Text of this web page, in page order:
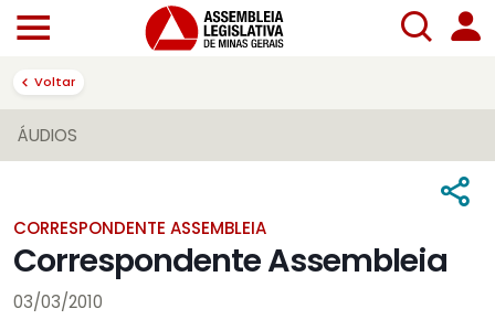
Voltar
ÁUDIOS
CORRESPONDENTE ASSEMBLEIA
Correspondente Assembleia
03/03/2010